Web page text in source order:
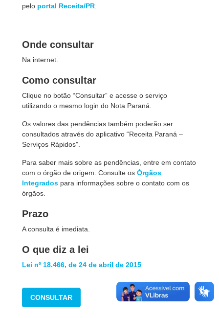
pelo portal Receita/PR
Onde consultar
Na internet.
Como consultar
Clique no botão “Consultar” e acesse o serviço
utilizando o mesmo login do Nota Paraná.
Os valores das pendências também poderão ser
consultados através do aplicativo “Receita Paraná –
Serviços Rápidos”.
Para saber mais sobre as pendências, entre em contato
com o órgão de origem. Consulte os Órgãos
Integrados para informações sobre o contato com os
órgãos.
Prazo
A consulta é imediata.
O que diz a lei
Lei nº 18.466, de 24 de abril de 2015
CONSULTAR